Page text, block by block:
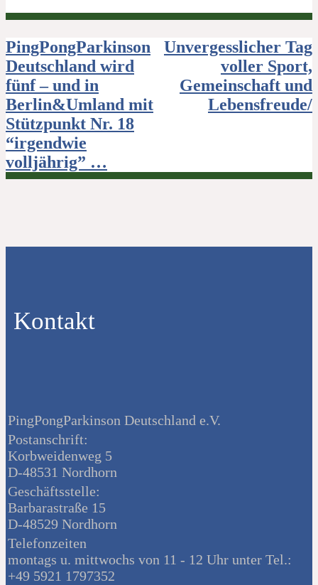
Beitragsnavigation
PingPongParkinson
Deutschland wird
fünf – und in
Berlin&Umland mit
Stützpunkt Nr. 18
“irgendwie
volljährig” …
Unvergesslicher Tag
voller Sport,
Gemeinschaft und
Lebensfreude/
Kontakt
PingPongParkinson Deutschland e.V.
Postanschrift:
Korbweidenweg 5
D-48531 Nordhorn
Geschäftsstelle:
Barbarastraße 15
D-48529 Nordhorn
Telefonzeiten
montags u. mittwochs von 11 - 12 Uhr unter Tel.:
+49 5921 1797352